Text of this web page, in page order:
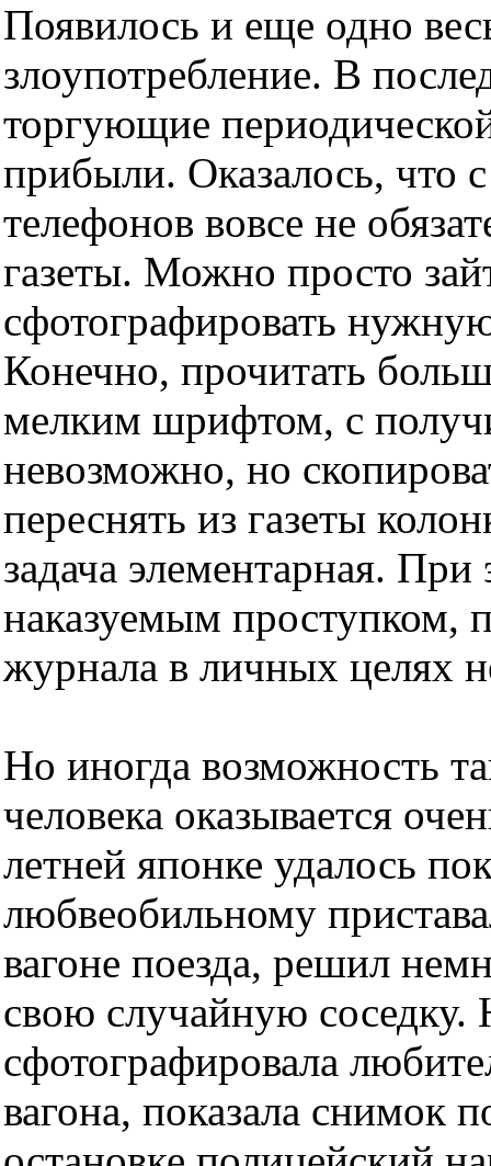
Появилось и еще одно
злоупотребление. В
торгующие
прибыли. Оказалось, что
телефонов вовсе не
газеты. Можно просто
сфотографировать
Конечно, прочитать
мелким шрифтом, с
невозможно, но
переснять из газеты
задача элементарная.
наказуемым проступком,
журнала в личных целях
Но иногда возможность
человека оказывается
летней японке удалось
любвеобильному
вагоне поезда, решил
свою случайную соседку.
сфотографировала
вагона, показала снимок